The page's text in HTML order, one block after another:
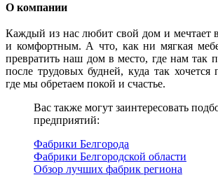
О компании
Каждый из нас любит свой дом и мечтает
и комфортным. А что, как ни мягкая
превратить наш дом в место, где нам так
после трудовых будней, куда так хочется
где мы обретаем покой и счастье.
Вас также могут заинтересовать
предприятий:
Фабрики Белгорода
Фабрики Белгородской области
Обзор лучших фабрик региона